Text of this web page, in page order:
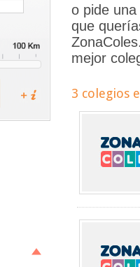
o pide
que
mejor
3 colegios